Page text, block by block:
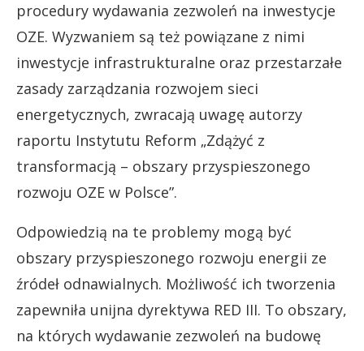
procedury wydawania zezwoleń na inwestycje
OZE. Wyzwaniem są też powiązane z nimi
inwestycje infrastrukturalne oraz przestarzałe
zasady zarządzania rozwojem sieci
energetycznych, zwracają uwagę autorzy
raportu Instytutu Reform „Zdążyć z
transformacją – obszary przyspieszonego
rozwoju OZE w Polsce”.
Odpowiedzią na te problemy mogą być
obszary przyspieszonego rozwoju energii ze
źródeł odnawialnych. Możliwość ich tworzenia
zapewniła unijna dyrektywa RED III. To obszary,
na których wydawanie zezwoleń na budowę